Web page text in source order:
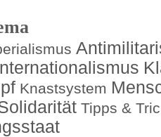
Knastsystem
Tipps &